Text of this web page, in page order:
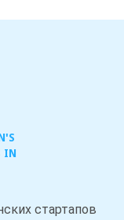
IN
стартапов